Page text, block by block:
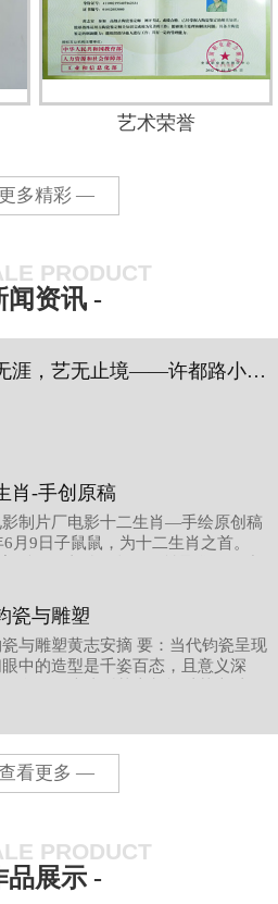
艺术荣誉
多精彩 —
PRODUCT
闻资讯 -
学海无涯，艺无止境——许都路小学三四中队蓝花小队陶瓷艺术学习之旅
肖-手创原稿
影制片厂电影十二生肖—手绘原创稿
6月9日子鼠鼠，为十二生肖之首。
牛‛，豪放自然，犄牛形象特征突
有力，牛气冲天。表现了‚牛‛朴
、勤劳、奉献的精神内涵。寅虎在
年的文明史中，虎，威风凛
瓷与雕塑
与雕塑黄志安摘 要：当代钧瓷呈现
中的造型是千姿百态，且意义深
尤其是而随着西方雕塑的进入，对现
型产生了不可估量的影响，在
看更多 —
PRODUCT
品展示 -